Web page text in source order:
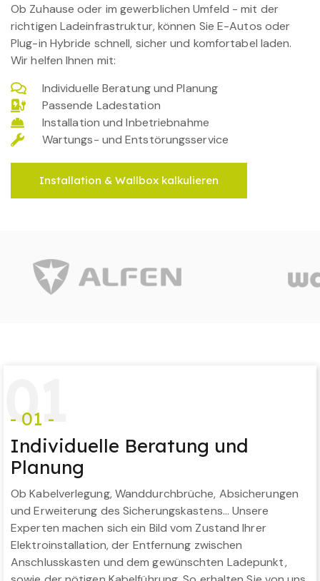
Ob Zuhause oder im gewerblichen Umfeld - mit der
richtigen Ladeinfrastruktur, können Sie E-Autos oder
Plug-in Hybride schnell, sicher und komfortabel laden.
Wir helfen Ihnen mit:
Individuelle Beratung und Planung
Passende Ladestation
Installation und Inbetriebnahme
Wartungs- und Entstörungsservice
Installation & Wallbox kalkulieren
01
- 01 -
Individuelle Beratung und
Planung
Ob Kabelverlegung, Wanddurchbrüche, Absicherungen
und Erweiterung des Sicherungskastens… Unsere
Experten machen sich ein Bild vom Zustand Ihrer
Elektroinstallation, der Entfernung zwischen
Anschlusskasten und dem gewünschten Ladepunkt,